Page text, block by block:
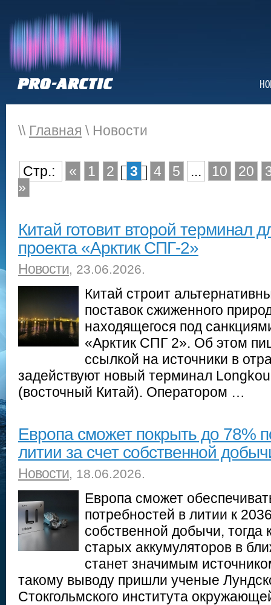
\\ Главная \ Новости
Стр.: « 1 2 3 4 5 ... 10 20
»
Китай готовит второй терминал
проекта «Арктик СПГ-2»
Новости, 23.06.2026.
Китай строит
поставок сжиженного
находящегося под
«Арктик СПГ 2». Об этом
ссылкой на источники в
задействуют новый терминал
(восточный Китай). Оператором …
Европа сможет покрыть до 78%
литии за счет собственной
Новости, 18.06.2026.
Европа сможет
потребностей в литии к
собственной добычи, тогда
старых аккумуляторов в
станет значимым
такому выводу пришли ученые
Стокгольмского института